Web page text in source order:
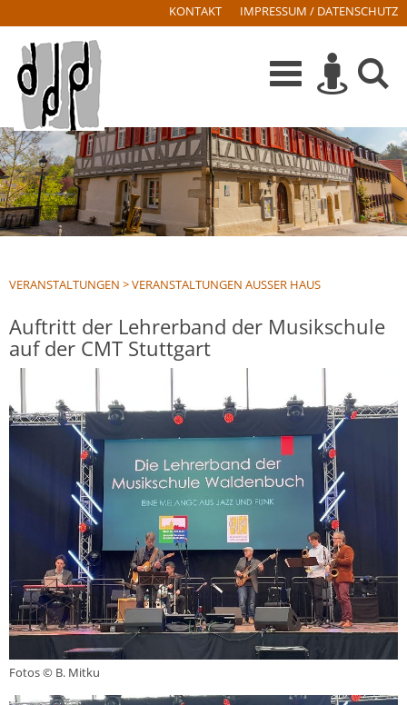
KONTAKT IMPRESSUM / DATENSCHUTZ
VERANSTALTUNGEN >VERANSTALTUNGEN AUSSER HAUS
Auftritt der Lehrerband der Musikschule
auf der CMT Stuttgart
Fotos © B. Mitku